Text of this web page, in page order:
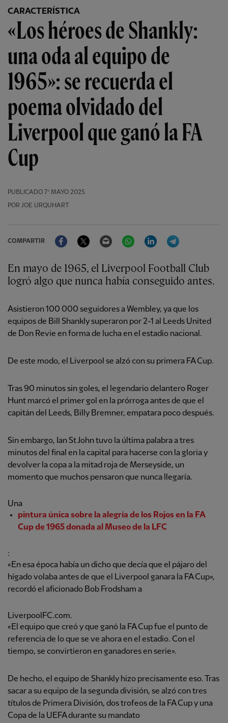
CARACTERÍSTICA
«Los héroes de Shankly:
una oda al equipo de
1965»: se recuerda el
poema olvidado del
Liverpool que ganó la FA
Cup
PUBLICADO 7º MAYO 2025
POR JOE URQUHART
COMPARTIR
FacebookTwitter Email WhatsAppLinkedIn
En mayo de 1965, el Liverpool Football Club
logró algo que nunca había conseguido antes.
Asistieron 100 000 seguidores a Wembley, ya que los
equipos de Bill Shankly superaron por 2-1 al Leeds United
de Don Revie en forma de lucha en el estadio nacional.
De este modo, el Liverpool se alzó con su primera FA Cup.
Tras 90 minutos sin goles, el legendario delantero Roger
Hunt marcó el primer gol en la prórroga antes de que el
capitán del Leeds, Billy Bremner, empatara poco después.
Sin embargo, Ian St John tuvo la última palabra a tres
minutos del final en la capital para hacerse con la gloria y
devolver la copa a la mitad roja de Merseyside, un
momento que muchos pensaron que nunca llegaría.
Una
pintura única sobre la alegría de los Rojos en la FA
Cup de 1965 donada al Museo de la LFC
:
«En esa época había un dicho que decía que el pájaro del
hígado volaba antes de que el Liverpool ganara la FA Cup»,
recordó el aficionado Bob Frodsham a
LiverpoolFC.com.
«El equipo que creó y que ganó la FA Cup fue el punto de
referencia de lo que se ve ahora en el estadio. Con el
tiempo, se convirtieron en ganadores en serie».
De hecho, el equipo de Shankly hizo precisamente eso. Tras
sacar a su equipo de la segunda división, se alzó con tres
títulos de Primera División, dos trofeos de la FA Cup y una
Copa de la UEFA durante su mandato